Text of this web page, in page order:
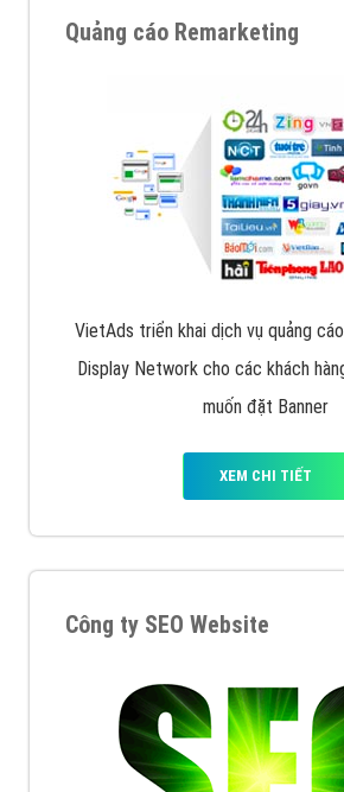
VietAds cùng bạn tìm hiểu về
chạy quảng cáo facebook, ưu và
quảng cáo facebook hiện
VietAds triển khai dịch vụ quảng cáo
Display Network cho các khách